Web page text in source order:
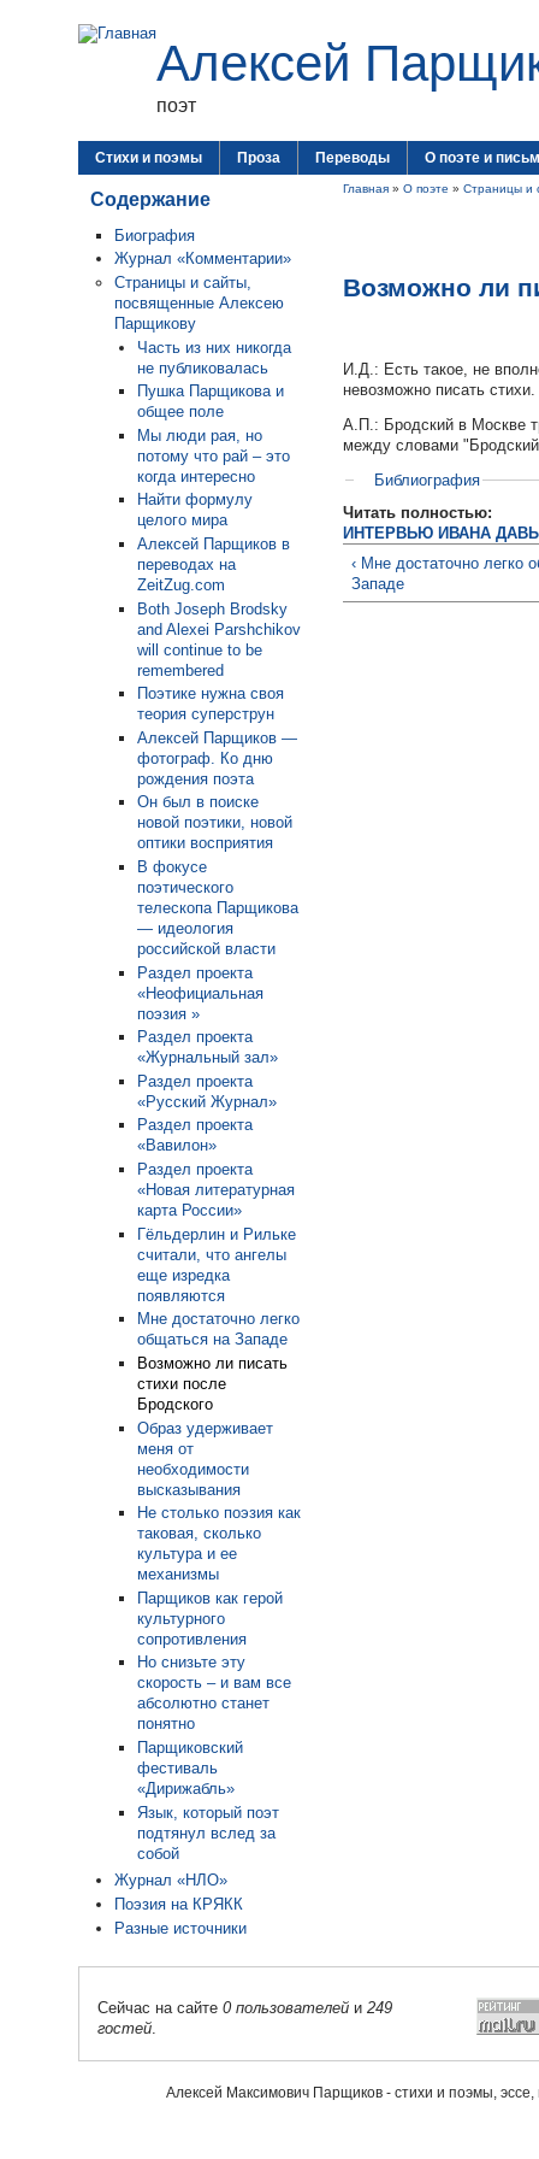
Алексей
поэт
Стихи и поэмы Проза Переводы О поэте и
Содержание
Биография
Журнал «Комментарии»
Страницы и сайты,
посвященные Алексею
Парщикову
Часть из них никогда
не публиковалась
Пушка Парщикова и
общее поле
Мы люди рая, но
потому что рай – это
когда интересно
Найти формулу
целого мира
Алексей Парщиков в
переводах на
ZeitZug.com
Both Joseph Brodsky
and Alexei Parshchikov
will continue to be
remembered
Поэтике нужна своя
теория суперструн
Алексей Парщиков —
фотограф. Ко дню
рождения поэта
Он был в поиске
новой поэтики, новой
оптики восприятия
В фокусе
поэтического
телескопа Парщикова
— идеология
российской власти
Раздел проекта
«Неофициальная
поэзия »
Раздел проекта
«Журнальный зал»
Раздел проекта
«Русский Журнал»
Раздел проекта
«Вавилон»
Раздел проекта
«Новая литературная
карта России»
Гёльдерлин и Рильке
считали, что ангелы
еще изредка
появляются
Мне достаточно легко
общаться на Западе
Возможно ли писать
стихи после
Бродского
Образ удерживает
меня от
необходимости
высказывания
Не столько поэзия как
таковая, сколько
культура и ее
механизмы
Парщиков как герой
культурного
сопротивления
Но снизьте эту
скорость – и вам все
абсолютно станет
понятно
Парщиковский
фестиваль
«Дирижабль»
Язык, который поэт
подтянул вслед за
собой
Журнал «НЛО»
Поэзия на КРЯКК
Разные источники
Главная » О поэте » Страницы и
Возможно ли
И.Д.: Есть такое, не
невозможно писать
А.П.: Бродский в Москве
между словами
Библиография
Читать полностью:
ИНТЕРВЬЮ ИВАНА
‹ Мне достаточно легко
Западе
Сейчас на сайте 0 пользователей и 249
гостей
Алексей Максимович Парщиков - стихи и поэмы,